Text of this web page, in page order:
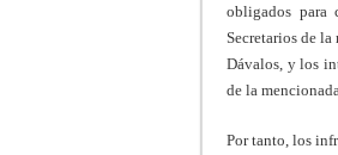
obligados para
Secretarios de
Dávalos, y los
de la
Por tanto, los